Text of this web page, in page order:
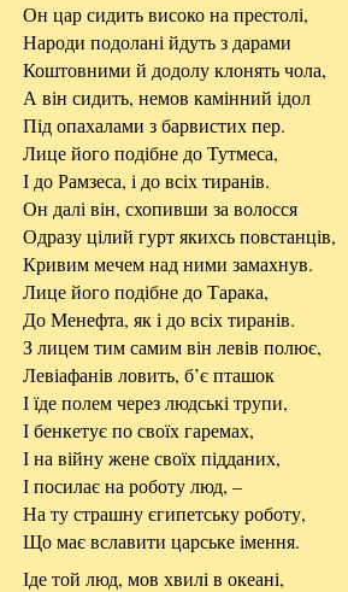
Он цар сидить високо на престолі,
Народи подолані йдуть з дарами
Коштовними й додолу клонять чола,
А він сидить, немов камінний ідол
Під опахалами з барвистих пер.
Лице його подібне до Тутмеса,
І до Рамзеса, і до всіх тиранів.
Он далі він, схопивши за волосся
Одразу цілий гурт якихсь повстанців,
Кривим мечем над ними замахнув.
Лице його подібне до Тарака,
До Менефта, як і до всіх тиранів.
З лицем тим самим він левів полює,
Левіафанів ловить, б’є пташок
І їде полем через людські трупи,
І бенкетує по своїх гаремах,
І на війну жене своїх підданих,
І посилає на роботу люд, –
На ту страшну єгипетську роботу,
Що має вславити царське імення.
Іде той люд, мов хвилі в океані,